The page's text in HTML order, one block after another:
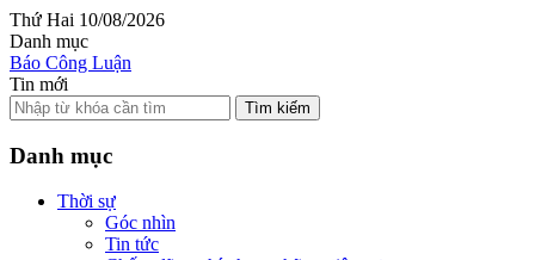
Thứ Hai 10/08/2026
Danh mục
Báo Công Luận
Tin mới
Tìm kiếm
Danh mục
Thời sự
Góc nhìn
Tin tức